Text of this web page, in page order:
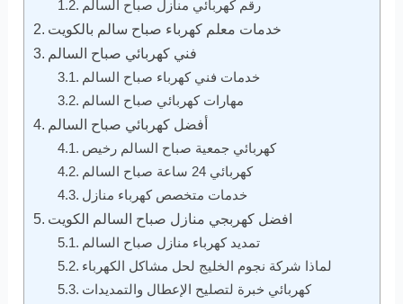
رقم كهربائي منازل صباح السالم
خدمات معلم كهرباء صباح سالم بالكويت
فني كهربائي صباح السالم
خدمات فني كهرباء صباح السالم
مهارات كهربائي صباح السالم
أفضل كهربائي صباح السالم
كهربائي جمعية صباح السالم رخيص
كهربائي 24 ساعة صباح السالم
خدمات متخصص كهرباء منازل
افضل كهربجي منازل صباح السالم الكويت
تمديد كهرباء منازل صباح السالم
لماذا شركة نجوم الخليج لحل مشاكل الكهرباء
كهربائي خبرة لتصليح الإعطال والتمديدات